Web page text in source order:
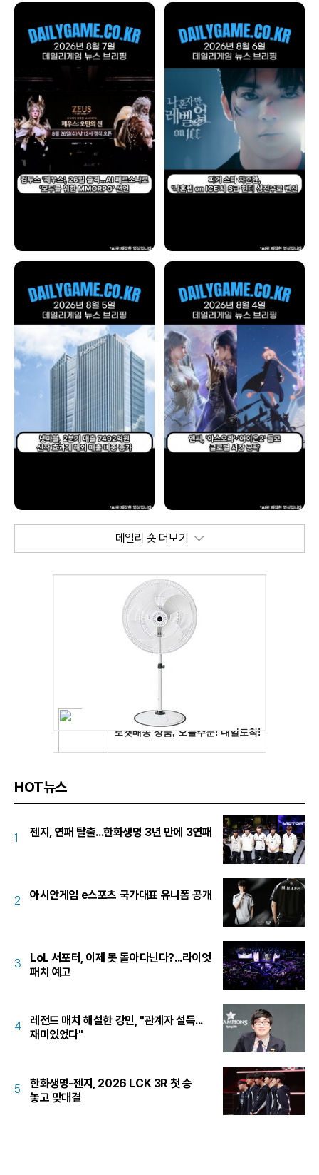
데일리 숏 더보기
HOT뉴스
1 젠지, 연패 탈출...한화생명 3년 만에 3연패
2 아시안게임 e스포츠 국가대표 유니폼 공개
3
LoL 서포터, 이제 못 돌아다닌다?...라이엇
패치 예고
4
레전드 매치 해설한 강민, "관계자 설득...
재미있었다"
5
한화생명-젠지, 2026 LCK 3R 첫 승
놓고 맞대결